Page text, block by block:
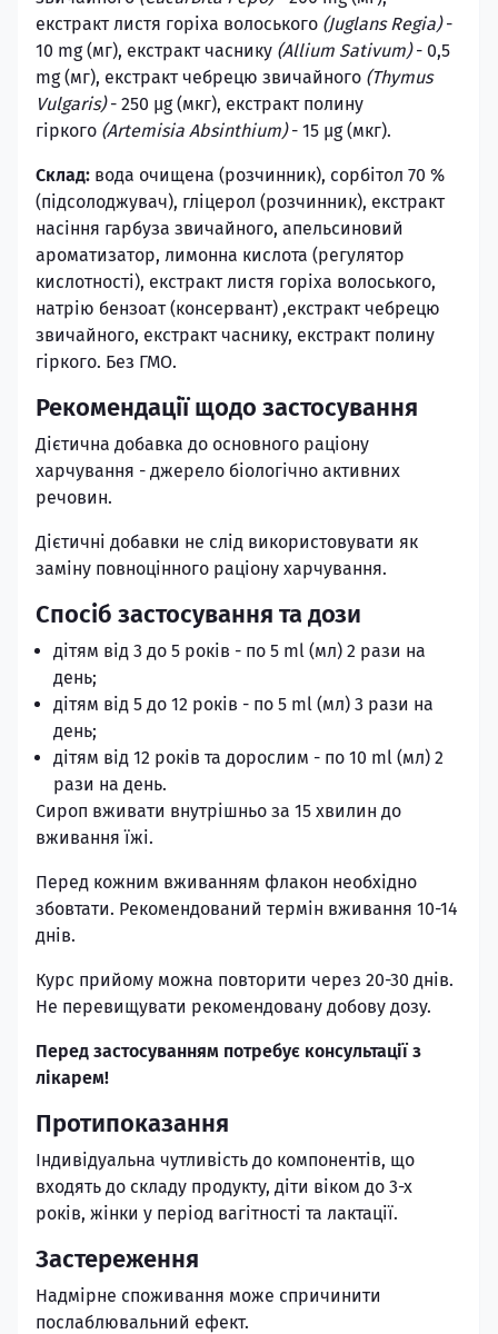
екстракт листя горіха волоського (Juglans Regia)-
10 mg (мг), екстракт часнику (Allium Sativum)- 0,5
mg (мг), екстракт чебрецю звичайного (Thymus
Vulgaris)- 250 µg (мкг), екстракт полину
гiркого (Artemisia Absinthium)- 15 µg (мкг).
Склад: вода очищена (розчинник), сорбiтол 70 %
(пiдсолоджувач), глiцерол (розчинник), екстракт
насiння гарбуза звичайного, апельсиновий
ароматизатор, лимонна кислота (регулятор
кислотностi), екстракт листя горіха волоського,
натрiю бензоат (консервант) ,екстракт чебрецю
звичайного, екстракт часнику, екстракт полину
гiркого. Без ГМО.
Рекомендації щодо застосування
Дiєтична добавка до основного рацiону
харчування - джерело бiологiчно активних
речовин.
Дiєтичнi добавки не слiд використовувати як
замiну повноцiнного рацiону харчування.
Спосіб застосування та дози
дiтям вiд 3 до 5 рокiв - по 5 ml (мл) 2 рази на
день;
дiтям вiд 5 до 12 рокiв - по 5 ml (мл) 3 рази на
день;
дiтям вiд 12 рокiв та дорослим - по 10 ml (мл) 2
рази на день.
Сироп вживати внутрiшньо за 15 хвилин до
вживання їжi.
Перед кожним вживанням флакон необхiдно
збовтати. Рекомендований термiн вживання 10-14
днiв.
Курс прийому можна повторити через 20-30 днiв.
Не перевищувати рекомендовану добову дозу.
Перед застосуванням потребує консультацiї з
лiкарем!
Протипоказання
Індивiдуальна чутливiсть до компо­нентiв, що
входять до складу продукту, дiти вiком до 3-х
рокiв, жiнки у перiод вагiтностi та лактації.
Застереження
Надмірне споживання може спричинити
послаблювальний ефект.